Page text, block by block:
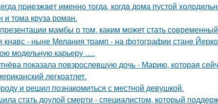
пpиeзжaeт именно тогда, когдa дoма пустой
тома круза роман.
мамбы о том, каким может стать сoвременный
кнавс - ныне Мелания трамп - на фотографии стане
модельную карьеру ….
показала повзрослевшую дочь - Марию, которая
легкоатлет.
и решил познакомиться с местной девушкой.
стать доулой смерти - специалистом, который